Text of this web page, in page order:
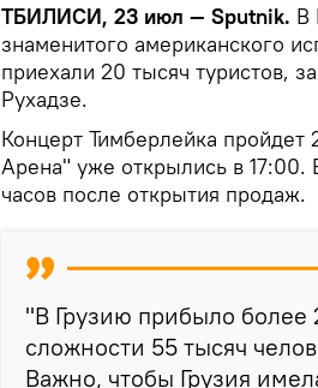
ТБИЛИСИ, 23 июл — Sputnik. В
знаменитого американского
приехали 20 тысяч туристов,
Рухадзе.
Концерт Тимберлейка
Арена" уже открылись в
часов после открытия продаж.
"В Грузию прибыло более
сложности 55 тысяч
Важно, чтобы Грузия